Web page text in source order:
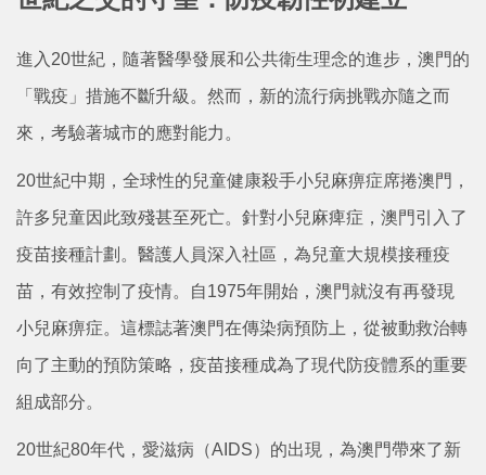
進入20世紀，隨著醫學發展和公共衛生理念的進步，澳門的
「戰疫」措施不斷升級。然而，新的流行病挑戰亦隨之而
來，考驗著城市的應對能力。
20世紀中期，全球性的兒童健康殺手小兒麻痹症席捲澳門，
許多兒童因此致殘甚至死亡。針對小兒麻痺症，澳門引入了
疫苗接種計劃。醫護人員深入社區，為兒童大規模接種疫
苗，有效控制了疫情。自1975年開始，澳門就沒有再發現
小兒麻痹症。這標誌著澳門在傳染病預防上，從被動救治轉
向了主動的預防策略，疫苗接種成為了現代防疫體系的重要
組成部分。
20世紀80年代，愛滋病（AIDS）的出現，為澳門帶來了新